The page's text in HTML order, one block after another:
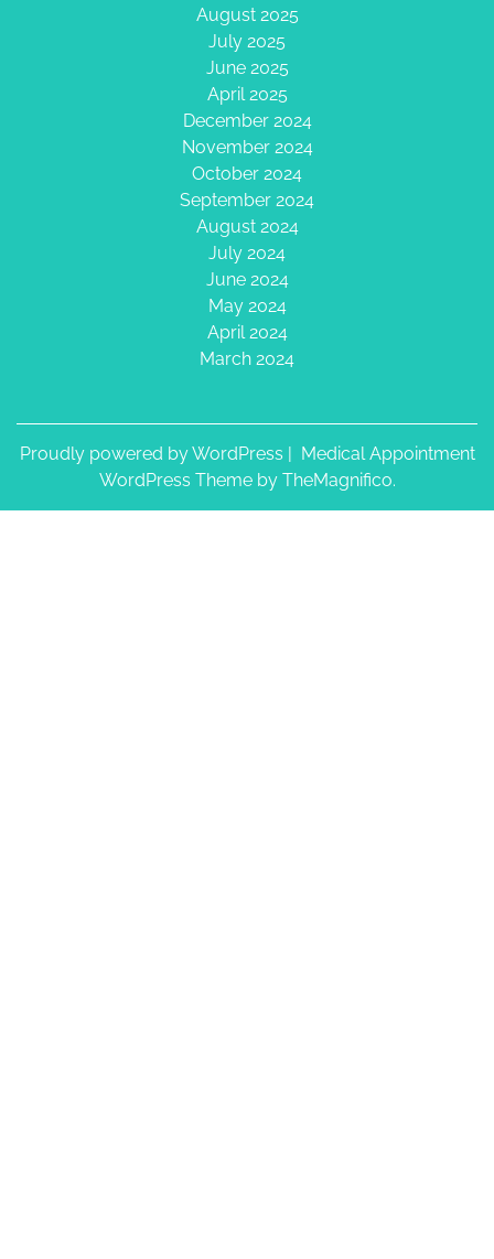
August 2025
July 2025
June 2025
April 2025
December 2024
November 2024
October 2024
September 2024
August 2024
July 2024
June 2024
May 2024
April 2024
March 2024
Proudly powered by WordPress | Medical Appointment
WordPress Theme by TheMagnifico.